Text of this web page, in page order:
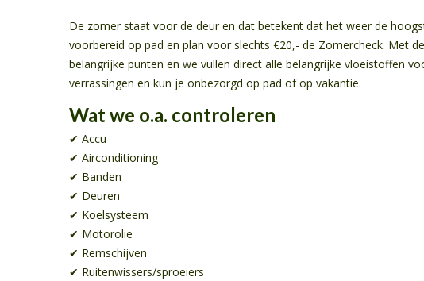
De zomer staat voor de deur en dat betekent dat het weer de
voorbereid op pad en plan voor slechts €20,- de Zomercheck. Met
belangrijke punten en we vullen direct alle belangrijke vloeistoffen
verrassingen en kun je onbezorgd op pad of op vakantie.
Wat we o.a. controleren
✔ Accu
✔ Airconditioning
✔ Banden
✔ Deuren
✔ Koelsysteem
✔ Motorolie
✔ Remschijven
✔ Ruitenwissers/sproeiers